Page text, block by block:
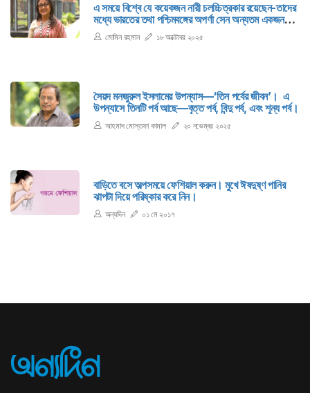
এ সময়ে বিশ্বে যে কয়েকজন নারী চলচ্চিত্রকার রয়েছেন-তাদের
মধ্যে ভারতের তথা পশ্চিমবঙ্গের অপর্ণা সেন অন্যতম একজন।
তিনি একজন সুঅভিনেত্রীও।
মোমিন রহমান ১৮ অক্টোবর ২০২৫
সৈয়দ মনজুরুল ইসলামের উপন্যাস—‘তিন পর্বের জীবন’। এ
উপন্যাসে তিনটি পর্ব আছে—বৃত্ত পর্ব, বিন্দু পর্ব, এবং শূন্য পর্ব।
আহমাদ মোস্তফা কামাল ২০ নভেম্বর ২০২৫
বাড়িতে বসে অল্পসময়ে ফেশিয়াল করুন। মুখে ঈষদুষ্ণ পানির
ঝাপটা দিয়ে পরিষ্কার করে নিন।
অন্যদিন ০১ মে ২০১৭